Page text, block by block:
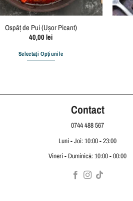
Ospăț de Pui (Ușor Picant)
40,00lei
Selectați Opțiunile
Contact
0744 488 567
Luni - Joi: 10:00 - 23:00
Vineri - Duminică: 10:00 - 00:00